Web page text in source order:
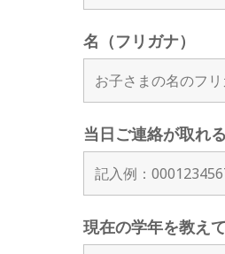
名（フリガナ）
当日ご連絡が取れ
現在の学年を教え